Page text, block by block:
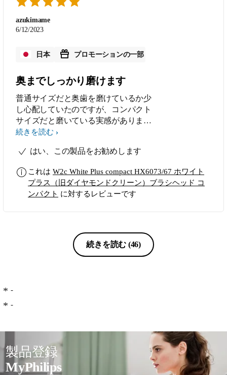
azukimame
6/12/2023
日本 プロモーションの一部
奥までしっかり磨けます
普通サイズだと奥歯を磨けているか少
し心配していたのですが、コンパクト
サイズだと磨いている実感がありま
す。 ブラシの形も歯の間に入ってい
持ちいいです。 ステイン除去ヘッド
が、期待してます。 使い続けて効果
を見たいです。
続きを読む
はい、この製品をお勧めします
これは W2c White Plus compact HX6073/67 ホワイト
プラス（旧ダイヤモンドクリーン）ブラシヘッド コ
ンパクト に対するレビューです
続きを読む (46)
-
-
製品登録
MyPhilips